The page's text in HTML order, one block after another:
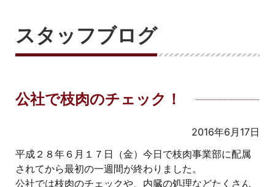
スタッフブログ
公社で枝肉のチェック！
2016年6月17日
平成２８年６月１７日（金）今日で枝肉事業部に配属
されてから最初の一週間が終わりました。
公社では枝肉のチェックや、内臓の処理などたくさん